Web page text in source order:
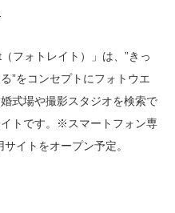
フォトレイト）」は、”きっ
”をコンセプトにフォトウエ
式場や撮影スタジオを検索で
トです。※スマートフォン専
イトをオープン予定。